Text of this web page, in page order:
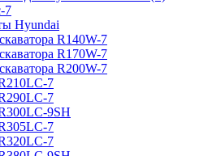
7
Hyundai
R140W-7
R170W-7
R200W-7
7
7
9SH
7
7